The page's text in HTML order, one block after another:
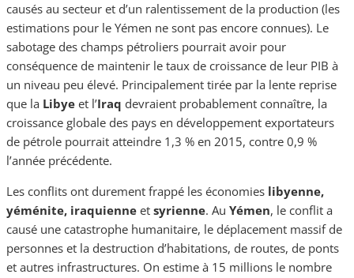
causés au secteur et d’un ralentissement de la production (les
estimations pour le Yémen ne sont pas encore connues). Le
sabotage des champs pétroliers pourrait avoir pour
conséquence de maintenir le taux de croissance de leur PIB à
un niveau peu élevé. Principalement tirée par la lente reprise
que la Libye et l’Iraq devraient probablement connaître, la
croissance globale des pays en développement exportateurs
de pétrole pourrait atteindre 1,3 % en 2015, contre 0,9 %
l’année précédente.
Les conflits ont durement frappé les économies libyenne,
yéménite, iraquienne et syrienne. Au Yémen, le conflit a
causé une catastrophe humanitaire, le déplacement massif de
personnes et la destruction d’habitations, de routes, de ponts
et autres infrastructures. On estime à 15 millions le nombre